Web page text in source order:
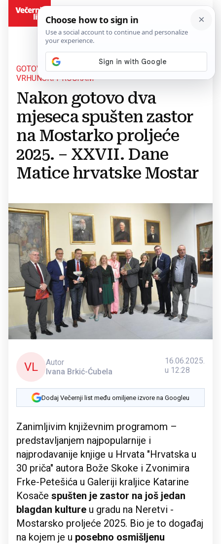
GOTOVO TRI DESETLJEĆA BLAGDANA KULTURE UZ
VRHUNSKI PROGRAM
Nakon gotovo dva
mjeseca spušten zastor
na Mostarko proljeće
2025. – XXVII. Dane
Matice hrvatske Mostar
VL
Autor
Ivana Brkić-Ćubela
16.06.2025.
u 12:28
Dodaj Večernji list među omiljene izvore na Googleu
Zanimljivim književnim programom –
predstavljanjem najpopularnije i
najprodavanije knjige u Hrvata "Hrvatska u
30 priča" autora Bože Skoke i Zvonimira
Frke-Petešića u Galeriji kraljice Katarine
Kosače spušten je zastor na još jedan
blagdan kulture u gradu na Neretvi -
Mostarsko proljeće 2025. Bio je to događaj
na kojem je u posebno osmišljenu